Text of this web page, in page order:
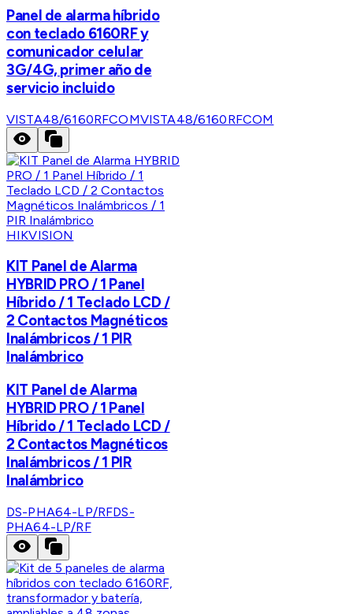
Panel de alarma híbrido
con teclado 6160RF y
comunicador celular
3G/4G, primer año de
servicio incluido
VISTA48/6160RFCOMVISTA48/6160RFCOM
HIKVISION
KIT Panel de Alarma
HYBRID PRO / 1 Panel
Híbrido / 1 Teclado LCD /
2 Contactos Magnéticos
Inalámbricos / 1 PIR
Inalámbrico
KIT Panel de Alarma
HYBRID PRO / 1 Panel
Híbrido / 1 Teclado LCD /
2 Contactos Magnéticos
Inalámbricos / 1 PIR
Inalámbrico
DS-PHA64-LP/RFDS-
PHA64-LP/RF